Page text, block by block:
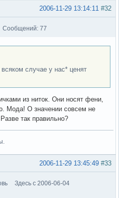
#32
2006-11-29 13:14:11
Сообщений: 77
случае у нас* ценят
из ниток. Они носят фени,
Мода! О значении совсем не
так правильно?
#33
2006-11-29 13:45:49
Здесь с 2006-06-04